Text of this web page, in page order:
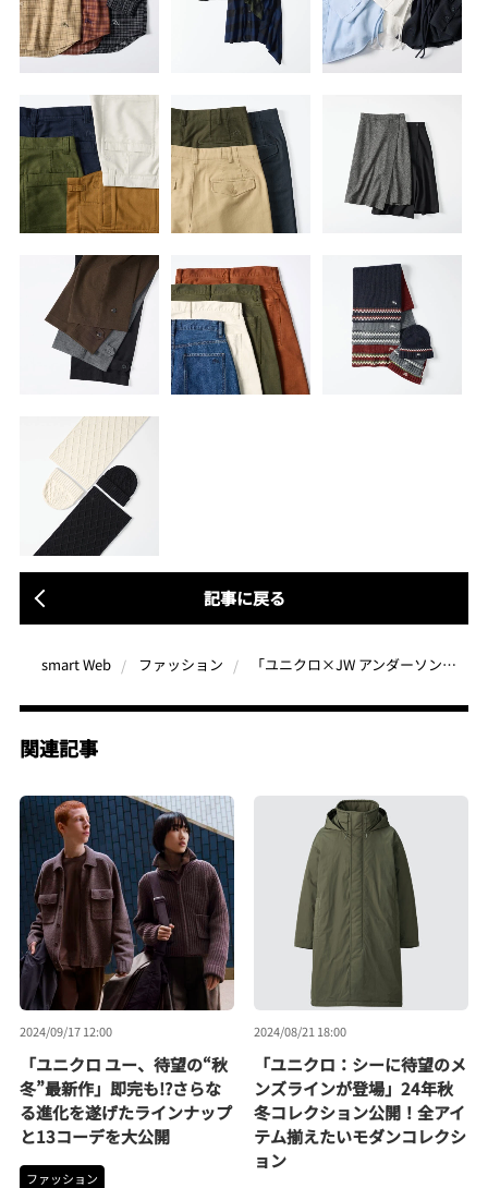
記事に戻る
smart Web ファッション 「ユニクロ×JW アンダーソン秋冬新作コレクション」ムード満点の“ほっこり感”で一気に秋冬スタイルに
関連記事
2024/09/17 12:00
「ユニクロ ユー、待望の“秋
冬”最新作」即完も!?さらな
る進化を遂げたラインナップ
と13コーデを大公開
ファッション
2024/08/21 18:00
「ユニクロ：シーに待望のメ
ンズラインが登場」24年秋
冬コレクション公開！全アイ
テム揃えたいモダンコレクシ
ョン